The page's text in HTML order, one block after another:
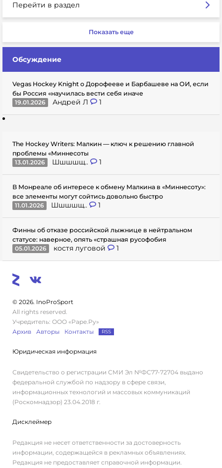
Перейти в раздел
Показать еще
Обсуждение
Vegas Hockey Knight о Дорофееве и Барбашеве на ОИ, если
бы Россия «научилась вести себя иначе
19.01.2026
Андрей Л 1
The Hockey Writers: Малкин — ключ к решению главной
проблемы «Миннесоты
13.01.2026
Шшшшщ.. 1
В Монреале об интересе к обмену Малкина в «Миннесоту»:
все элементы могут сойтись довольно быстро
11.01.2026
Шшшшщ.. 1
Финны об отказе российской лыжнице в нейтральном
статусе: наверное, опять «страшная русофобия
05.01.2026
костя луговой 1
© 2026. InoProSport
All rights reserved.
Учредитель: ООО «Раре.Ру»
Архив
Авторы Контакты RSS
Юридическая информация
Свидетельство о регистрации СМИ Эл №ФС77-72704 выдано
федеральной службой по надзору в сфере связи,
информационных технологий и массовых коммуникаций
(Роскомнадзор) 23.04.2018 г.
Дисклеймер
Редакция не несет ответственности за достоверность
информации, содержащейся в рекламных объявлениях.
Редакция не предоставляет справочной информации.